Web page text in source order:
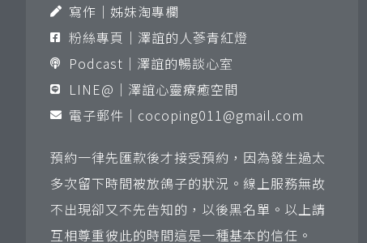
寫作｜姊妹淘專欄
粉絲專頁｜澤誼的人蔘青紅燈
Podcast｜澤誼的暢談心室
LINE@｜澤誼心靈療癒空間
電子郵件｜ cocoping011@gmail.com
預約一律先匯款後才接受預約，因為發生過太
多次留下時間被放鴿子的狀況。線上服務無故
不出現卻又不先告知的，以後黑名單。以上請
互相尊重彼此的時間這是一種基本的信任。